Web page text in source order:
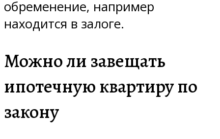
обременение, например
находится в залоге.
Можно ли завещать
ипотечную квартиру по
закону